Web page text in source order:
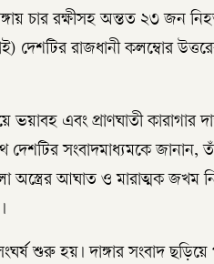
চার রক্ষীসহ অন্তত ২৩ জন
রাজধানী কলম্বোর
এবং প্রাণঘাতী কারাগার
দেশটির সংবাদমাধ্যমকে জানান,
অস্ত্রের আঘাত ও মারাত্মক জখম
শুরু হয়। দাঙ্গার সংবাদ